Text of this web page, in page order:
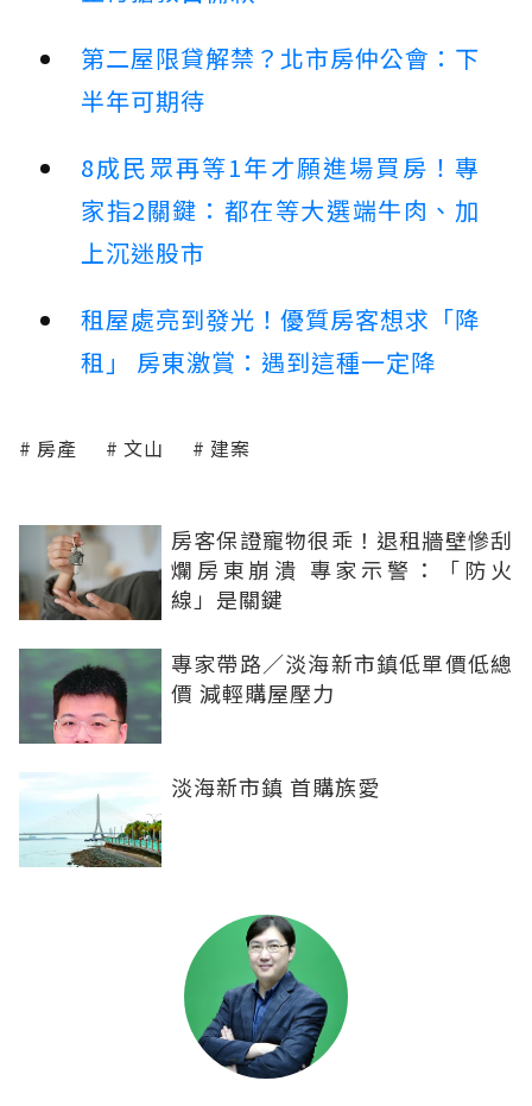
第二屋限貸解禁？北市房仲公會：下
半年可期待
8成民眾再等1年才願進場買房！專
家指2關鍵：都在等大選端牛肉、加
上沉迷股市
租屋處亮到發光！優質房客想求「降
租」 房東激賞：遇到這種一定降
房產 文山 建案
房客保證寵物很乖！退租牆壁慘刮
爛房東崩潰 專家示警：「防火
線」是關鍵
專家帶路／淡海新市鎮低單價低總
價 減輕購屋壓力
淡海新市鎮 首購族愛